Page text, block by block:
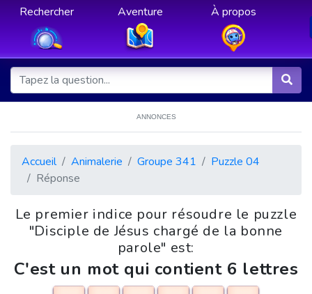
Rechercher Aventure À propos
ANNONCES
Accueil Animalerie Groupe 341
Puzzle 04
Réponse
Le premier indice pour résoudre le puzzle
"Disciple de Jésus chargé de la bonne
parole" est:
C'est un mot qui contient 6 lettres